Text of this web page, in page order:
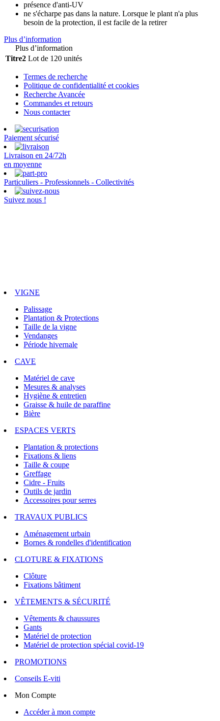
présence d'anti-UV
ne s'écharpe pas dans la nature. Lorsque le plant n'a plus
besoin de la protection, il est facile de la retirer
Plus d’information
Plus d’information
Titre2 Lot de 120 unités
Termes de recherche
Politique de confidentialité et cookies
Recherche Avancée
Commandes et retours
Nous contacter
Paiement sécurisé
Livraison en 24/72h
en moyenne
Particuliers - Professionnels - Collectivités
Suivez nous !
VIGNE
Palissage
Plantation & Protections
Taille de la vigne
Vendanges
Période hivernale
CAVE
Matériel de cave
Mesures & analyses
Hygiène & entretien
Graisse & huile de paraffine
Bière
ESPACES VERTS
Plantation & protections
Fixations & liens
Taille & coupe
Greffage
Cidre - Fruits
Outils de jardin
Accessoires pour serres
TRAVAUX PUBLICS
Aménagement urbain
Bornes & rondelles d'identification
CLOTURE & FIXATIONS
Clôture
Fixations bâtiment
VÊTEMENTS & SÉCURITÉ
Vêtements & chaussures
Gants
Matériel de protection
Matériel de protection spécial covid-19
PROMOTIONS
Conseils E-viti
Mon Compte
Accéder à mon compte